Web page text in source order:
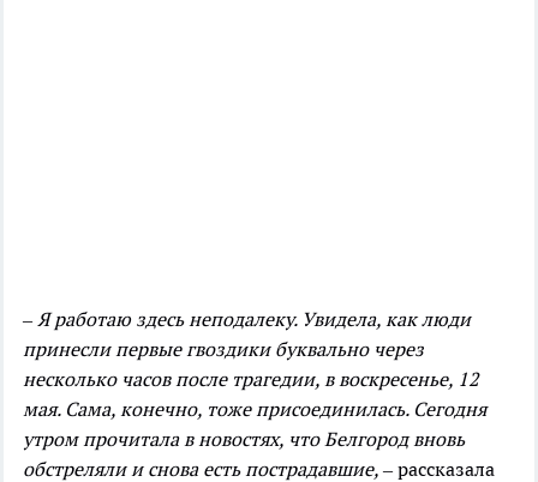
– Я работаю здесь неподалеку. Увидела, как люди
принесли первые гвоздики буквально через
несколько часов после трагедии, в воскресенье, 12
мая. Сама, конечно, тоже присоединилась. Сегодня
утром прочитала в новостях, что Белгород вновь
обстреляли и снова есть пострадавшие, – рассказала